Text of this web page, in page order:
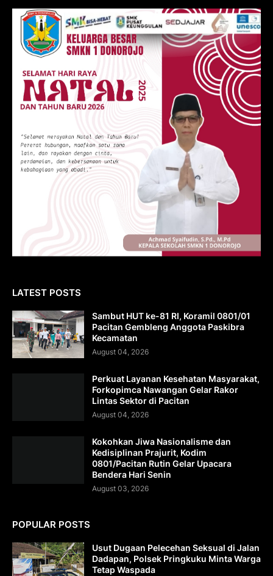
LATEST POSTS
Sambut HUT ke-81 RI, Koramil 0801/01
Pacitan Gembleng Anggota Paskibra
Kecamatan
August 04, 2026
Perkuat Layanan Kesehatan Masyarakat,
Forkopimca Nawangan Gelar Rakor
Lintas Sektor di Pacitan
August 04, 2026
Kokohkan Jiwa Nasionalisme dan
Kedisiplinan Prajurit, Kodim
0801/Pacitan Rutin Gelar Upacara
Bendera Hari Senin
August 03, 2026
POPULAR POSTS
Usut Dugaan Pelecehan Seksual di Jalan
Dadapan, Polsek Pringkuku Minta Warga
Tetap Waspada